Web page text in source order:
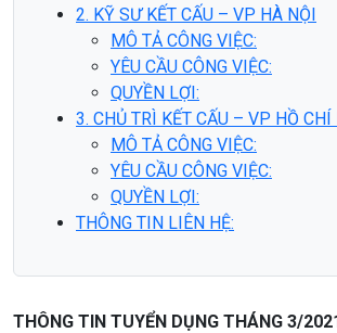
2. KỸ SƯ KẾT CẤU – VP HÀ NỘI
MÔ TẢ CÔNG VIỆC:
YÊU CẦU CÔNG VIỆC:
QUYỀN LỢI:
3. CHỦ TRÌ KẾT CẤU – VP HỒ
MÔ TẢ CÔNG VIỆC:
YÊU CẦU CÔNG VIỆC:
QUYỀN LỢI:
THÔNG TIN LIÊN HỆ:
THÔNG TIN TUYỂN DỤNG THÁNG 3/